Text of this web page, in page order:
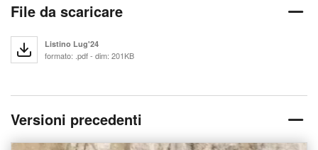
File da scaricare
Listino Lug'24
formato: .pdf - dim: 201KB
Versioni precedenti